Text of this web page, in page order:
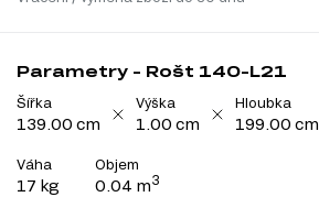
Parametry - Rošt 140-L21
Šířka
139.00 cm
Výška
1.00 cm
Hloubka
199.00 cm
Váha
17 kg
Objem
0.04 m3